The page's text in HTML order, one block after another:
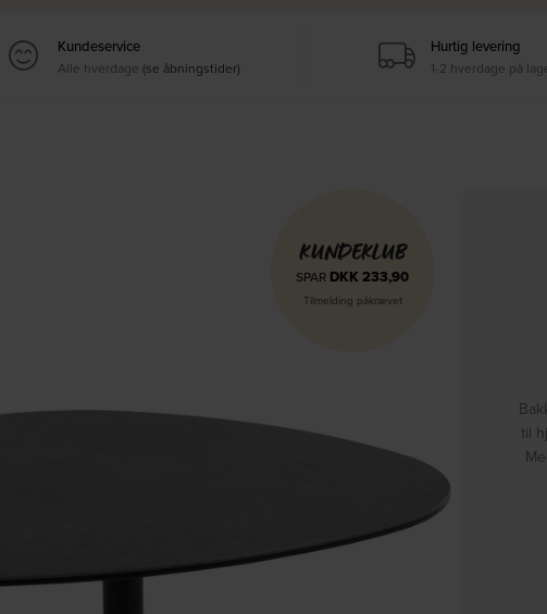
Kundeservice
Alle hverdage (se åbningstider)
Hurtig levering
1-2 hverdage på
KUNDEKLUB
SPAR DKK 233,90
Tilmelding påkrævet
til